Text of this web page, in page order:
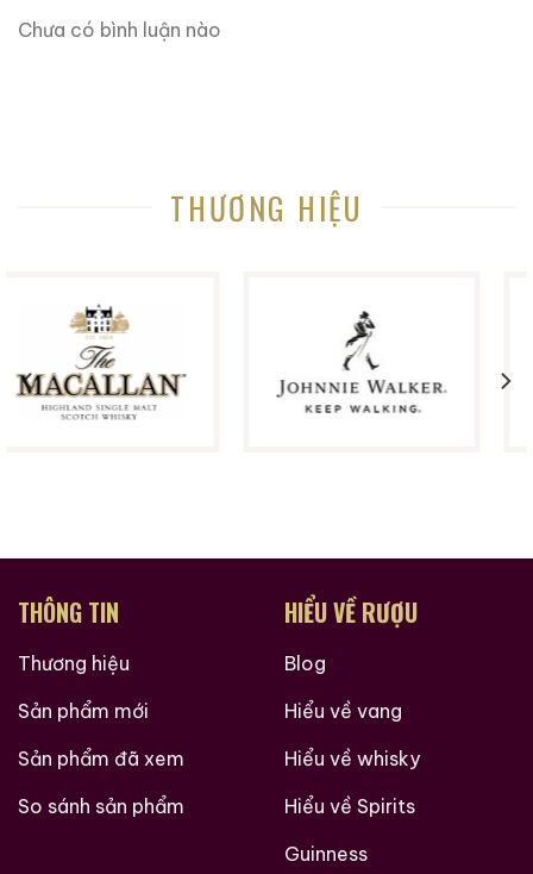
Trên các sàn đấu giá quốc tế như Sotheby’s hay
Christie’s, mỗi chaiPetrus Pomerol 2016 1500ml
Giới sưu tầm thường gọi Petrus là“rượu vang của
ngân hàng”
– vì giá trị của nó chỉ đi lên, không bao
giờ giảm.
Bò Wagyu nướng than hoa
Thịt cừu nướng Provence
Nấm Truffle đen
Phô mai lâu năm (Comté, Époisses)
Sự kết hợp này sẽ mang đến trải nghiệm ẩm thực
tuyệt đỉnh – nơi từng lớp hương vị hòa quyện đầy mê
Chưa có bình luận nào
THƯƠNG HIỆU
THÔNG TIN
Thương hiệu
Sản phẩm mới
Sản phẩm đã xem
So sánh sản phẩm
HIỂU VỀ RƯỢU
Blog
Hiểu về vang
Hiểu về whisky
Hiểu về Spirits
Guinness